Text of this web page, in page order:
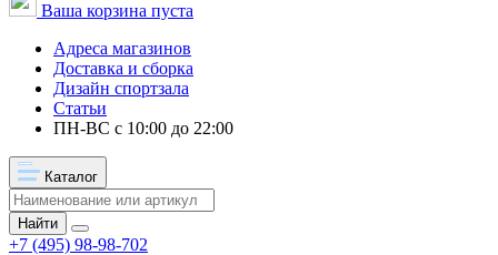
Ваша корзина пуста
Адреса магазинов
Доставка и сборка
Дизайн спортзала
Статьи
ПН-ВС с 10:00 до 22:00
Каталог
Найти
+7 (495) 98-98-702